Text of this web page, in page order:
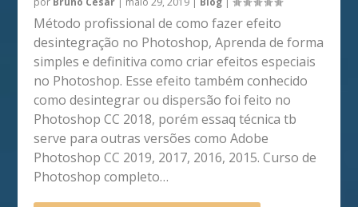
Método profissional de como fazer efeito
desintegração no Photoshop, Aprenda de forma
simples e definitiva como criar efeitos especiais
no Photoshop. Esse efeito também conhecido
como desintegrar ou dispersão foi feito no
Photoshop CC 2018, porém essaq técnica tb
serve para outras versões como Adobe
Photoshop CC 2019, 2017, 2016, 2015. Curso de
Photoshop completo…